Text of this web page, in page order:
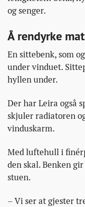
og senger.
Å rendyrke
En sittebenk, som
under vinduet.
hyllen under.
Der har Leira også
skjuler radiatoren
vinduskarm.
Med luftehull i
den skal. Benken
stuen.
– Vi ser at gjester